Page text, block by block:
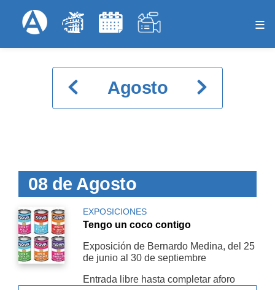
al
Menú Superior
Agosto
08 de Agosto
EXPOSICIONES
Tengo un coco contigo
Exposición de Bernardo Medina, del 25
de junio al 30 de septiembre
Entrada libre hasta completar aforo